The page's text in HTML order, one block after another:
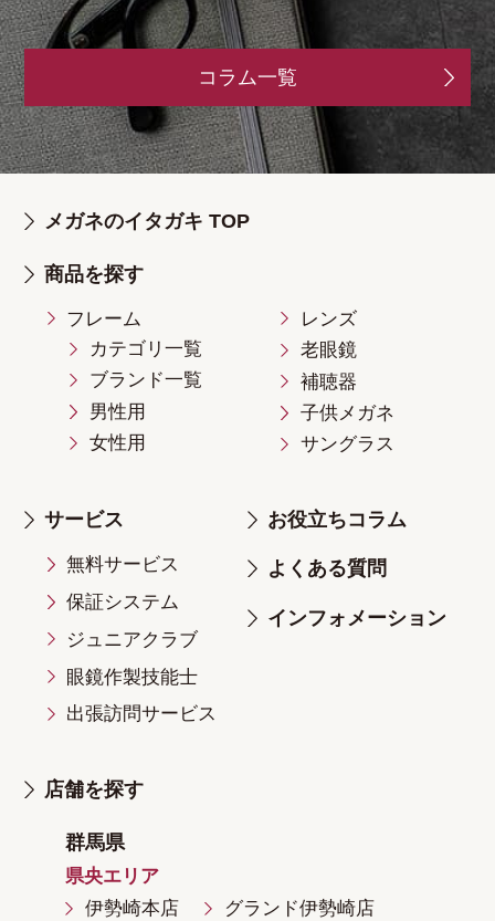
コラム一覧
メガネのイタガキ TOP
商品を探す
フレーム
カテゴリ一覧
ブランド一覧
男性用
女性用
レンズ
老眼鏡
補聴器
子供メガネ
サングラス
サービス
無料サービス
保証システム
ジュニアクラブ
眼鏡作製技能士
出張訪問サービス
お役立ちコラム
よくある質問
インフォメーション
店舗を探す
群馬県
県央エリア
伊勢崎本店
グランド伊勢崎店